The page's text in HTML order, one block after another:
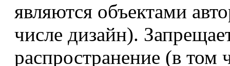
являются объектами
числе дизайн).
распространение (в том